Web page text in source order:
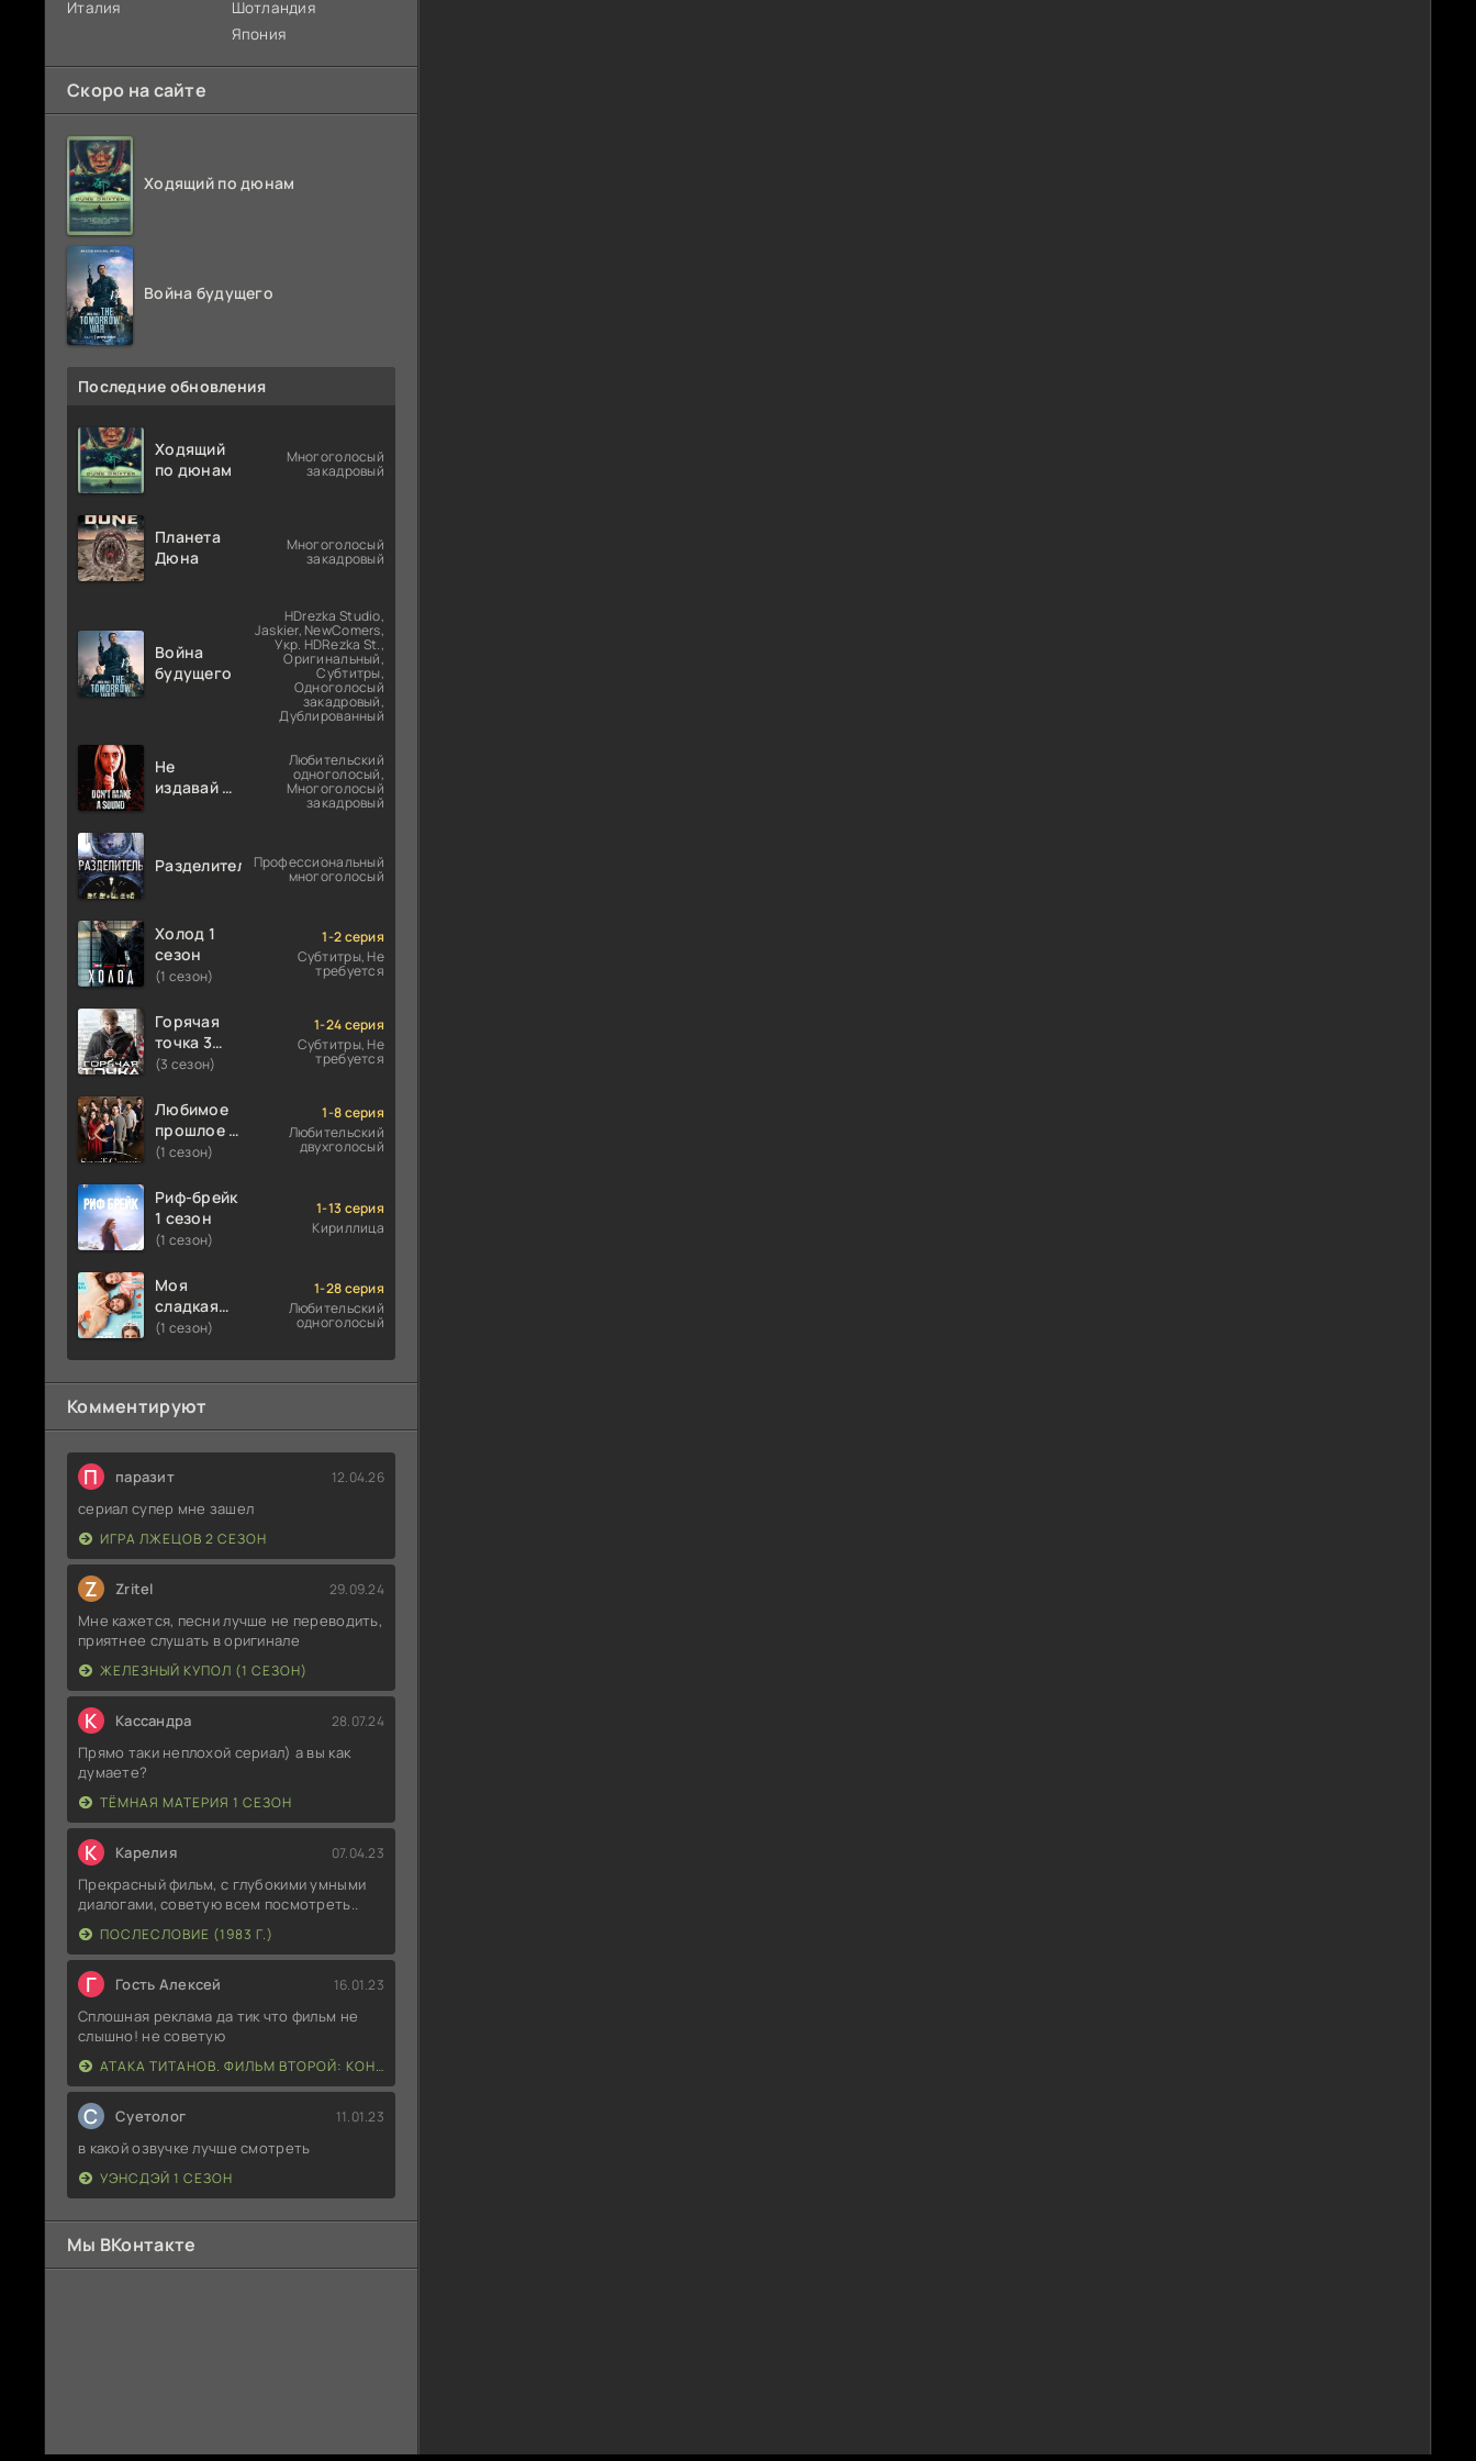
Италия
Шотландия
Япония
Скоро на сайте
Ходящий по дюнам
Война будущего
Последние обновления
Ходящий
по дюнам
Многоголосый
закадровый
Планета
Дюна
Многоголосый
закадровый
Война
будущего
HDrezka Studio,
Jaskier, NewComers,
Укр. HDRezka St.,
Оригинальный,
Субтитры,
Одноголосый
закадровый,
Дублированный
Не
издавай ни
Любительский
одноголосый,
Многоголосый
закадровый
РазделительПрофессиональный
многоголосый
Холод 1
сезон
(1 сезон)
1-2 серия
Субтитры, Не
требуется
Горячая
точка 3
сезон
(3 сезон)
1-24 серия
Субтитры, Не
требуется
Любимое
прошлое 1
сезон
(1 сезон)
1-8 серия
Любительский
двухголосый
Риф-брейк
1 сезон
(1 сезон)
1-13 серия
Кириллица
Моя
сладкая
ложь 1
(1 сезон)
1-28 серия
Любительский
одноголосый
Комментируют
П паразит 12.04.26
сериал супер мне зашел
ИГРА ЛЖЕЦОВ 2 СЕЗОН
Z Zritel 29.09.24
Мне кажется, песни лучше не переводить,
приятнее слушать в оригинале
ЖЕЛЕЗНЫЙ КУПОЛ (1 СЕЗОН)
К Кассандра 28.07.24
Прямо таки неплохой сериал) а вы как
думаете?
ТЁМНАЯ МАТЕРИЯ 1 СЕЗОН
К Карелия 07.04.23
Прекрасный фильм, с глубокими умными
диалогами, советую всем посмотреть..
ПОСЛЕСЛОВИЕ (1983 Г.)
Г Гость Алексей 16.01.23
Сплошная реклама да тик что фильм не
слышно! не советую
АТАКА ТИТАНОВ. ФИЛЬМ ВТОРОЙ: КОНЕЦ СВЕТА
С Суетолог 11.01.23
в какой озвучке лучше смотреть
УЭНСДЭЙ 1 СЕЗОН
Мы ВКонтакте